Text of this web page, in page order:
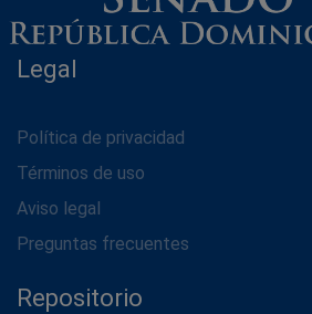
Legal
Política de privacidad
Términos de uso
Aviso legal
Preguntas frecuentes
Repositorio